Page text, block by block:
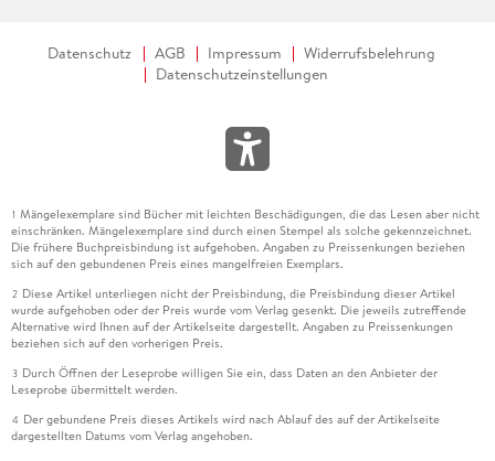
Datenschutz AGB Impressum
Widerrufsbelehrung
Datenschutzeinstellungen
1 Mängelexemplare sind Bücher mit leichten Beschädigungen, die das Lesen aber nicht
einschränken. Mängelexemplare sind durch einen Stempel als solche gekennzeichnet.
Die frühere Buchpreisbindung ist aufgehoben. Angaben zu Preissenkungen beziehen
sich auf den gebundenen Preis eines mangelfreien Exemplars.
2 Diese Artikel unterliegen nicht der Preisbindung, die Preisbindung dieser Artikel
wurde aufgehoben oder der Preis wurde vom Verlag gesenkt. Die jeweils zutreffende
Alternative wird Ihnen auf der Artikelseite dargestellt. Angaben zu Preissenkungen
beziehen sich auf den vorherigen Preis.
3 Durch Öffnen der Leseprobe willigen Sie ein, dass Daten an den Anbieter der
Leseprobe übermittelt werden.
4 Der gebundene Preis dieses Artikels wird nach Ablauf des auf der Artikelseite
dargestellten Datums vom Verlag angehoben.